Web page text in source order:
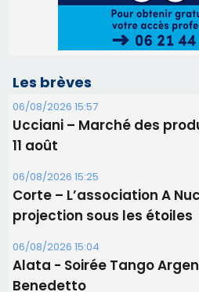
Les brèves
06/08/2026 15:57
Ucciani – Marché des
11 août
06/08/2026 15:25
Corte – L’association A
projection sous les étoiles
06/08/2026 15:04
Alata - Soirée Tango
Benedetto